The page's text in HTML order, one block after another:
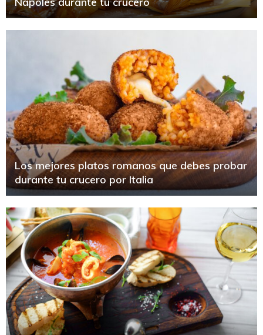
Los mejores platos romanos que debes probar
durante tu crucero por Italia